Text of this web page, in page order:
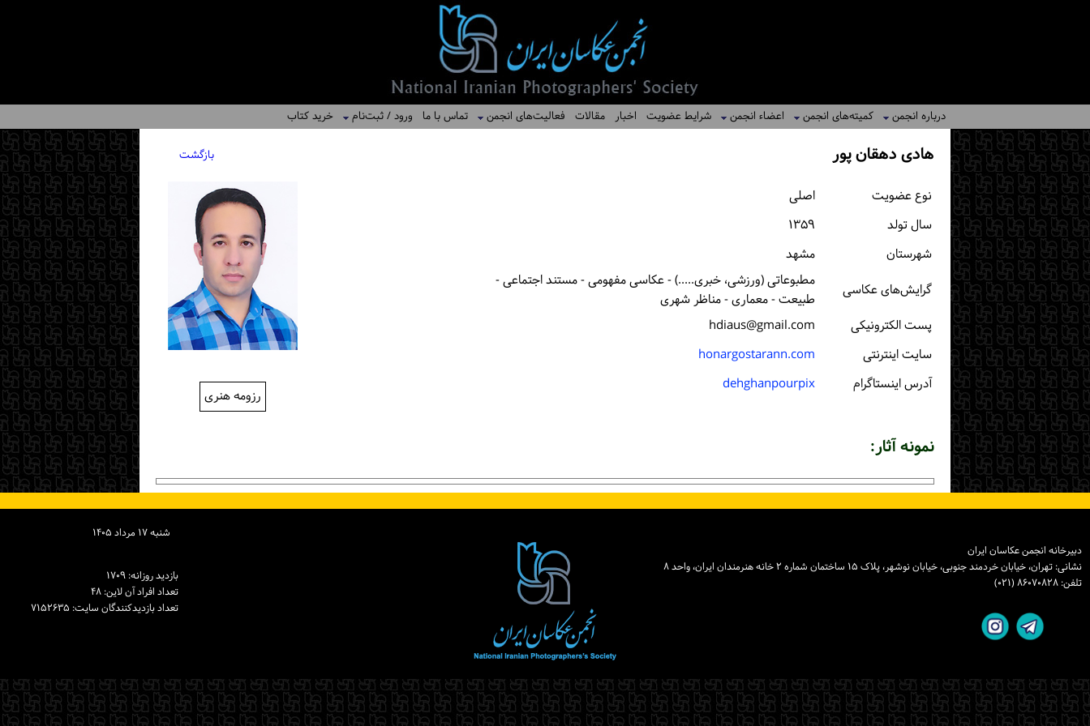
درباره انجمن کمیته‌های انجمن اعضاء انجمن شرایط عضویت اخبار مقالات فعالیت‌های انجمن تماس با ما ورود / ثبت‌نام خرید کتاب
هادی دهقان پور بازگشت
رزومه هنری
نوع عضویت
اصلی
سال تولد
۱۳۵۹
شهرستان
مشهد
گرایش‌های عکاسی
مطبوعاتی (ورزشی، خبری.....) - عکاسی مفهومی - مستند اجتماعی -
طبیعت - معماری - مناظر شهری
پست الكترونیكی
hdiaus@gmail.com
سایت اینترنتی
honargostarann.com
آدرس اینستاگرام
dehghanpourpix
نمونه آثار:
شنبه ۱۷ مرداد ۱۴۰۵
بازدید روزانه: ۱۷۰۹
تعداد افراد آن لاین: ۴۸
تعداد بازدیدكنندگان سایت: ۷۱۵۲۶۳۵
دبیرخانه انجمن عکاسان ایران
نشانی: تهران، خیابان خردمند جنوبی، خیابان نوشهر، پلاک ۱۵ ساختمان شماره ۲ خانه هنرمندان ایران، واحد ۸
تلفن: ۸۶۰۷۰۸۲۸ (۰۲۱)